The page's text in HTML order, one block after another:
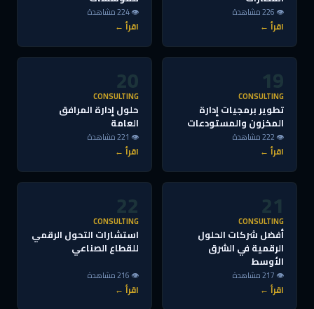
👁 226 مشاهدة
اقرأ ←
👁 224 مشاهدة
اقرأ ←
19
CONSULTING
تطوير برمجيات إدارة
المخزون والمستودعات
👁 222 مشاهدة
اقرأ ←
20
CONSULTING
حلول إدارة المرافق
العامة
👁 221 مشاهدة
اقرأ ←
21
CONSULTING
أفضل شركات الحلول
الرقمية في الشرق
الأوسط
👁 217 مشاهدة
اقرأ ←
22
CONSULTING
استشارات التحول الرقمي
للقطاع الصناعي
👁 216 مشاهدة
اقرأ ←